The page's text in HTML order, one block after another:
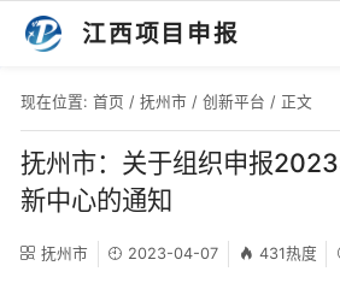
江西项目申报
现在位置: 首页 / 抚州市 / 创新平台 / 正文
抚州市：关于组织申报
新中心的通知
抚州市 2023-04-07 431热度